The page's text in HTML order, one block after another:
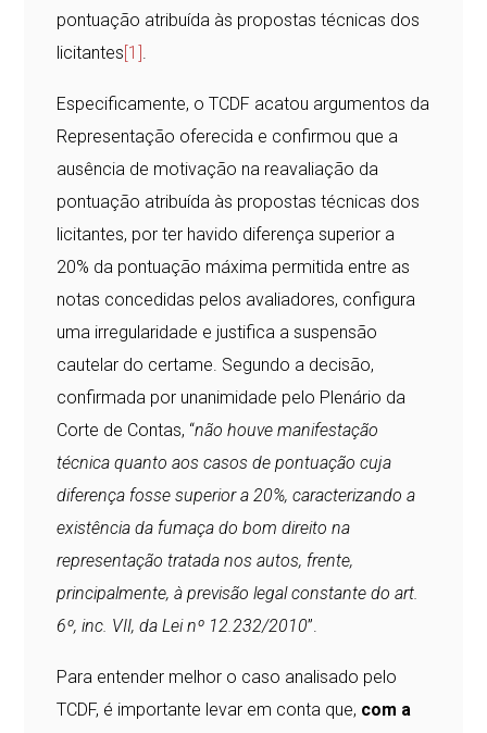
pontuação atribuída às propostas técnicas dos
licitantes[1].
Especificamente, o TCDF acatou argumentos da
Representação oferecida e confirmou que a
ausência de motivação na reavaliação da
pontuação atribuída às propostas técnicas dos
licitantes, por ter havido diferença superior a
20% da pontuação máxima permitida entre as
notas concedidas pelos avaliadores, configura
uma irregularidade e justifica a suspensão
cautelar do certame. Segundo a decisão,
confirmada por unanimidade pelo Plenário da
Corte de Contas, “não houve manifestação
técnica quanto aos casos de pontuação cuja
diferença fosse superior a 20%, caracterizando a
existência da fumaça do bom direito na
representação tratada nos autos, frente,
principalmente, à previsão legal constante do art.
6º, inc. VII, da Lei nº 12.232/2010”.
Para entender melhor o caso analisado pelo
TCDF, é importante levar em conta que, com a